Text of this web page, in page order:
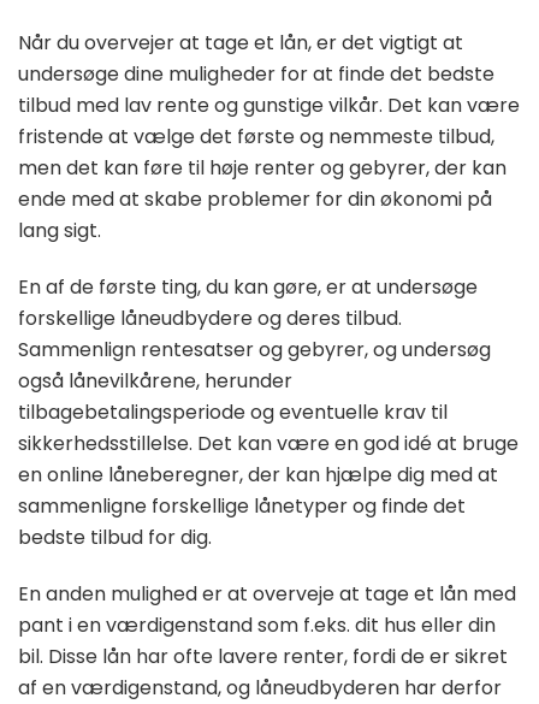
Når du overvejer at tage et lån, er det vigtigt at
undersøge dine muligheder for at finde det bedste
tilbud med lav rente og gunstige vilkår. Det kan være
fristende at vælge det første og nemmeste tilbud,
men det kan føre til høje renter og gebyrer, der kan
ende med at skabe problemer for din økonomi på
lang sigt.
En af de første ting, du kan gøre, er at undersøge
forskellige låneudbydere og deres tilbud.
Sammenlign rentesatser og gebyrer, og undersøg
også lånevilkårene, herunder
tilbagebetalingsperiode og eventuelle krav til
sikkerhedsstillelse. Det kan være en god idé at bruge
en online låneberegner, der kan hjælpe dig med at
sammenligne forskellige lånetyper og finde det
bedste tilbud for dig.
En anden mulighed er at overveje at tage et lån med
pant i en værdigenstand som f.eks. dit hus eller din
bil. Disse lån har ofte lavere renter, fordi de er sikret
af en værdigenstand, og låneudbyderen har derfor